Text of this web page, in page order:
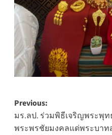
Post
navigation
Previous:
มร.ลป. ร่วมพิธีเจริญพระพุ
พระพรชัยมงคลแด่พระบาท